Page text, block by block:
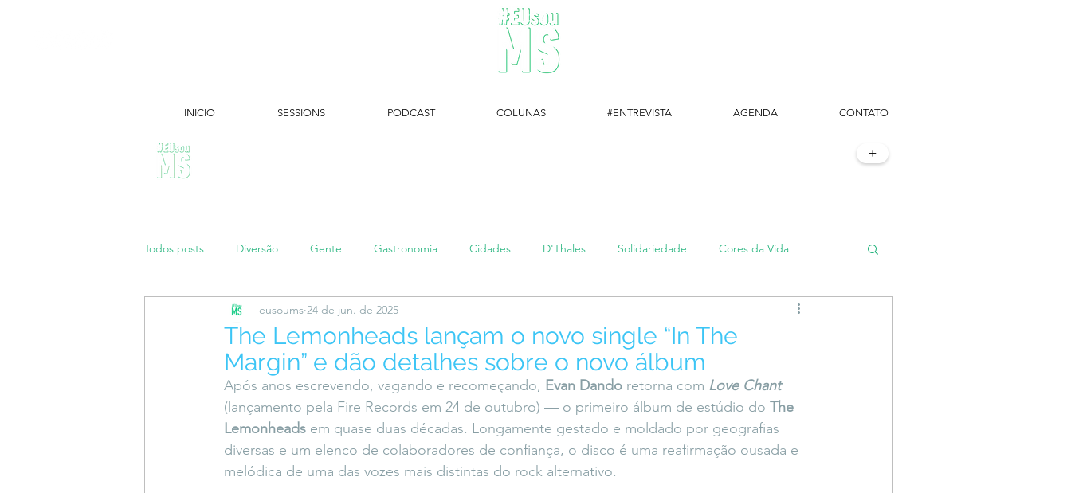
Todos posts Diversão Gente Gastronomia Cidades D'Thales Solidariedade Cores da Vida
Papo de Mãe #maratonei #setembroamarelo #TôemSampa, meu!
Coluna do Vasques #DescomplicaLara #entrevista Entre Palavras Fora da Curva Território Livre
The Lemonheads lançam o novo single “In The
Margin” e dão detalhes sobre o novo álbum
eusoums 24 de jun. de 2025
Após anos escrevendo, vagando e recomeçando, Evan Dando retorna com Love Chant
(lançamento pela Fire Records em 24 de outubro) — o primeiro álbum de estúdio do The
Lemonheads em quase duas décadas. Longamente gestado e moldado por geografias
diversas e um elenco de colaboradores de confiança, o disco é uma reafirmação ousada e
melódica de uma das vozes mais distintas do rock alternativo.
+
INICIO SESSIONS PODCAST COLUNAS #ENTREVISTA AGENDA CONTATO